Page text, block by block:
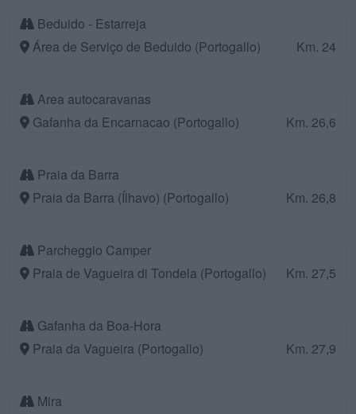
Beduido - Estarreja
Área de Serviço de Beduido (Portogallo)
Km. 24
Area autocaravanas
Gafanha da Encarnacao (Portogallo)
Km. 26,6
Praia da Barra
Praia da Barra (Ílhavo) (Portogallo)
Km. 26,8
Parcheggio Camper
Praia de Vagueira di Tondela (Portogallo)
Km. 27,5
Gafanha da Boa-Hora
Praia da Vagueira (Portogallo)
Km. 27,9
Mira